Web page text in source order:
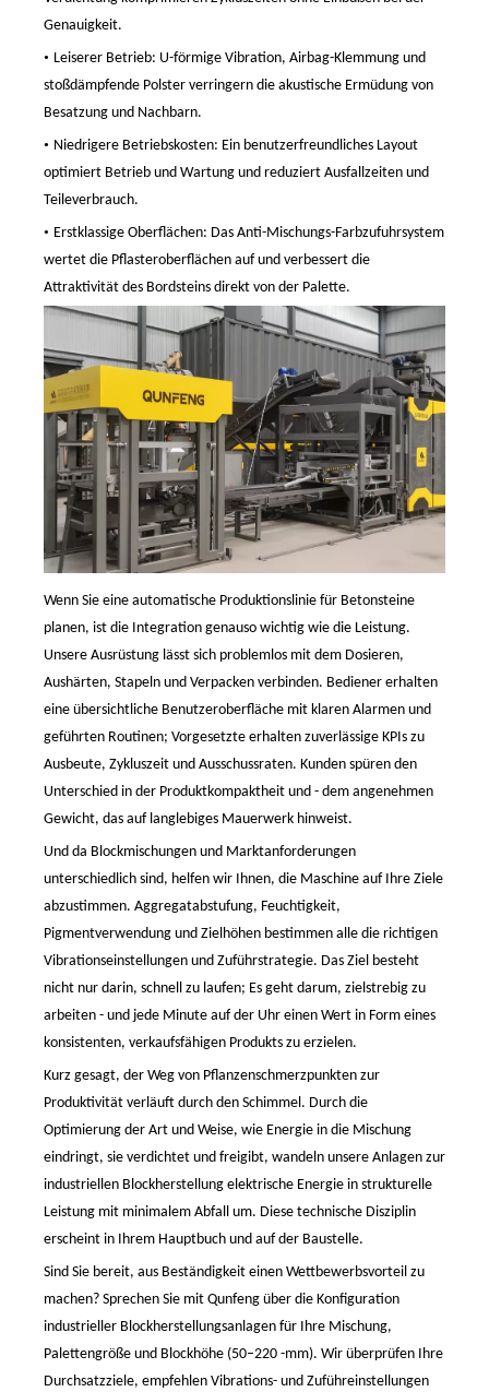
Genauigkeit.
• Leiserer Betrieb: U-förmige Vibration, Airbag-Klemmung und
stoßdämpfende Polster verringern die akustische Ermüdung von
Besatzung und Nachbarn.
• Niedrigere Betriebskosten: Ein benutzerfreundliches Layout
optimiert Betrieb und Wartung und reduziert Ausfallzeiten und
Teileverbrauch.
• Erstklassige Oberflächen: Das Anti-Mischungs-Farbzufuhrsystem
wertet die Pflasteroberflächen auf und verbessert die
Attraktivität des Bordsteins direkt von der Palette.
Wenn Sie eine automatische Produktionslinie für Betonsteine ​​
planen, ist die Integration genauso wichtig wie die Leistung.
Unsere Ausrüstung lässt sich problemlos mit dem Dosieren,
Aushärten, Stapeln und Verpacken verbinden. Bediener erhalten
eine übersichtliche Benutzeroberfläche mit klaren Alarmen und
geführten Routinen; Vorgesetzte erhalten zuverlässige KPIs zu
Ausbeute, Zykluszeit und Ausschussraten. Kunden spüren den
Unterschied in der Produktkompaktheit und - dem angenehmen
Gewicht, das auf langlebiges Mauerwerk hinweist.
Und da Blockmischungen und Marktanforderungen
unterschiedlich sind, helfen wir Ihnen, die Maschine auf Ihre Ziele
abzustimmen. Aggregatabstufung, Feuchtigkeit,
Pigmentverwendung und Zielhöhen bestimmen alle die richtigen
Vibrationseinstellungen und Zuführstrategie. Das Ziel besteht
nicht nur darin, schnell zu laufen; Es geht darum, zielstrebig zu
arbeiten - und jede Minute auf der Uhr einen Wert in Form eines
konsistenten, verkaufsfähigen Produkts zu erzielen.
Kurz gesagt, der Weg von Pflanzenschmerzpunkten zur
Produktivität verläuft durch den Schimmel. Durch die
Optimierung der Art und Weise, wie Energie in die Mischung
eindringt, sie verdichtet und freigibt, wandeln unsere Anlagen zur
industriellen Blockherstellung elektrische Energie in strukturelle
Leistung mit minimalem Abfall um. Diese technische Disziplin
erscheint in Ihrem Hauptbuch und auf der Baustelle.
Sind Sie bereit, aus Beständigkeit einen Wettbewerbsvorteil zu
machen? Sprechen Sie mit Qunfeng über die Konfiguration
industrieller Blockherstellungsanlagen für Ihre Mischung,
Palettengröße und Blockhöhe (50–220 -mm). Wir überprüfen Ihre
Durchsatzziele, empfehlen Vibrations- und Zuführeinstellungen